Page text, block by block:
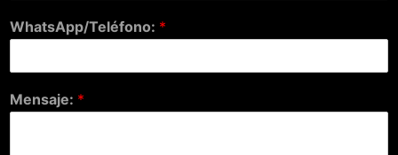
WhatsApp/Teléfono: *
Mensaje: *